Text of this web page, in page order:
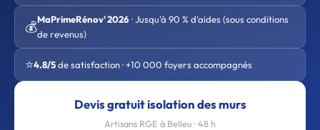
💰MaPrimeRénov' 2026· Jusqu'à 90 % d'aides (sous conditions
de revenus)
⭐4.8/5de satisfaction · +10 000 foyers accompagnés
Devis gratuit isolation des murs
Artisans RGE à Belleu · 48 h